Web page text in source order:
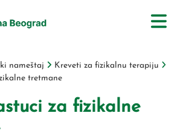
nameštaj
Kreveti za fizikalnu terapiju
tretmane
za fizikalne